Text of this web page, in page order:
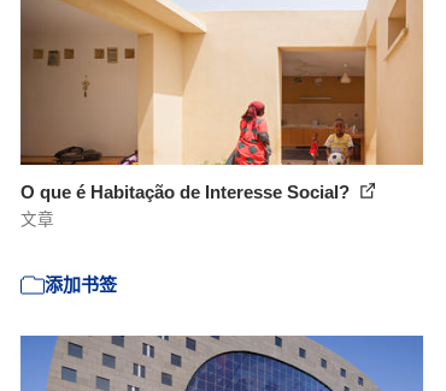
O que é Habitação de Interesse Social?
文章
添加书签